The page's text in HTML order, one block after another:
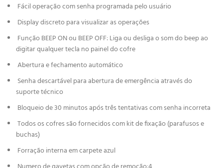
Fácil operação com senha programada pelo usuário
Display discreto para visualizar as operações
Função BEEP ON ou BEEP OFF: Liga ou desliga o som do beep ao
digitar qualquer tecla no painel do cofre
Abertura e fechamento automático
Senha descartável para abertura de emergência através do
suporte técnico
Bloqueio de 30 minutos após três tentativas com senha incorreta
Todos os cofres são fornecidos com kit de fixação (parafusos e
buchas)
Forração interna em carpete azul